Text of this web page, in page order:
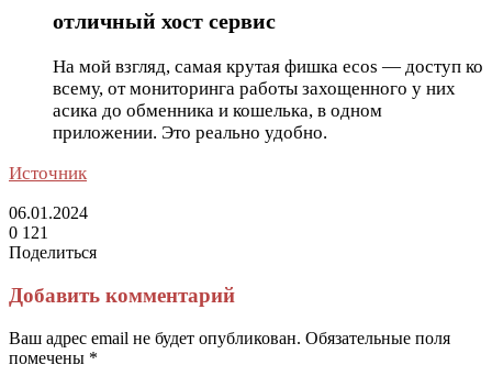
отличный хост сервис
На мой взгляд, самая крутая фишка ecos — доступ ко
всему, от мониторинга работы захощенного у них
асика до обменника и кошелька, в одном
приложении. Это реально удобно.
Источник
06.01.2024
0 121
Поделиться
через
электронную
почту
Добавить комментарий
Ваш адрес email не будет опубликован. Обязательные поля
помечены *